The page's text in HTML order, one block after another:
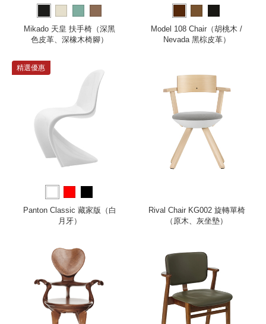
Mikado 天皇 扶手椅（深黑
色皮革、深橡木椅腳）
Model 108 Chair（胡桃木 /
Nevada 黑棕皮革）
精選優惠
Panton Classic 藏家版（白
月牙）
Rival Chair KG002 旋轉單椅
（原木、灰坐墊）